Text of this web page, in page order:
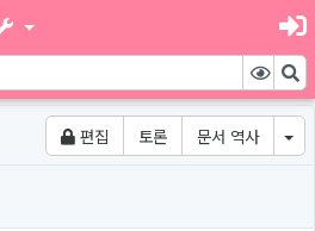
편집 토론 문서 역사